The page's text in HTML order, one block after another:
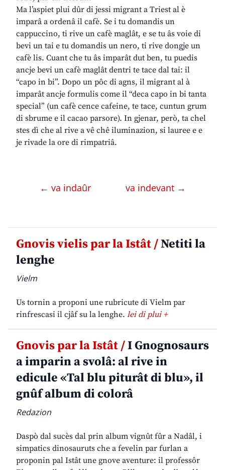
Ma l’aspiet plui dûr di jessi migrant a Triest al è
imparâ a ordenâ il cafè. Se i tu domandis un
cappuccino, ti rive un cafè maglât, e se tu âs voie di
bevi un tai e tu domandis un nero, ti rive dongje un
cafè lis. Cuant che tu âs imparât dut ben, tu puedis
ancje bevi un cafè maglât dentri te tace dal tai: il
“capo in bi”. Dopo un pôc di agns, il migrant al à
imparât ancje formulis come il “deca capo in bi tanta
special” (un cafè cence cafeine, te tace, cuntun grum
di sbrume e il cacao parsore). In gjenar, però, ta chel
stes dì che al rive a vê chê iluminazion, si lauree e e
je rivade la ore di rimpatriâ.
← va indaûr va indevant →
Gnovis vielis par la Istât /Netiti la
lenghe
Vielm
Us tornin a proponi une rubricute di Vielm par
rinfrescasi il cjâf su la lenghe. lei di plui +
Gnovis par la Istât /I Gnognosaurs
a imparin a svolâ: al rive in
edicule «Tal blu piturât di blu», il
gnûf album di colorâ
Redazion
Daspò dal sucès dal prin album vignût fûr a Nadâl, i
simpatics dinosauruts che a fevelin par furlan a
proponin pal Istât une gnove aventure: il professôr